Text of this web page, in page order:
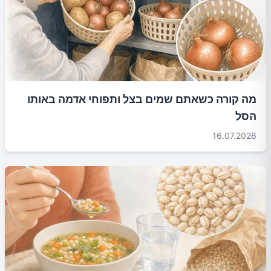
מה קורה כשאתם שמים בצל ותפוחי אדמה באותו
הסל
16.07.2026